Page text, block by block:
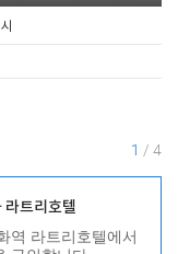
1 / 4
라트리호텔
역 라트리호텔에서